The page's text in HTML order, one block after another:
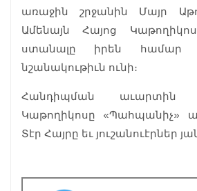
առաջին շրջանին Մայր
Ամենայն Հայոց
ստանալը իրեն համար
նշանակութիւն ունի։
Հանդիպման աւարտին
Կաթողիկոսը «Պահպանիչ»
Տէր Հայրը եւ յուշանուէրներ